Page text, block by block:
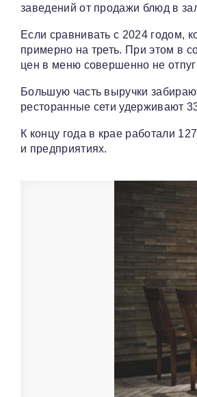
заведений от продажи блюд в
Если сравнивать с 2024 годом,
примерно на треть. При этом в
цен в меню совершенно не
Большую часть выручки
ресторанные сети удерживают
К концу года в крае работали
и предприятиях.